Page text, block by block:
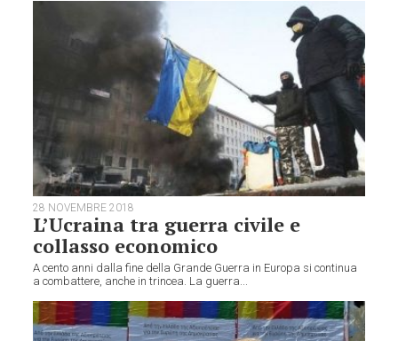
28 NOVEMBRE 2018
L’Ucraina tra guerra civile e
collasso economico
A cento anni dalla fine della Grande Guerra in Europa si continua
a combattere, anche in trincea. La guerra...